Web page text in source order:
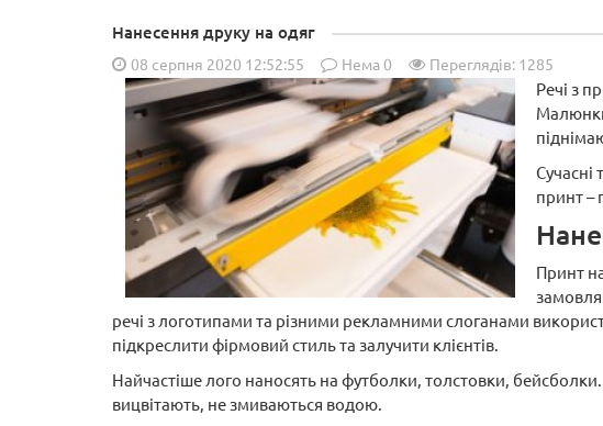
Нанесення друку на одяг
08 серпня 2020 12:52:55 Нема 0 Переглядів: 1285
Речі з
Сучасні
принт –
Принт
речі з логотипами та різними рекламними слоганами
підкреслити фірмовий стиль та залучити клієнтів.
Найчастіше лого наносять на футболки, толстовки,
вицвітають, не змиваються водою.